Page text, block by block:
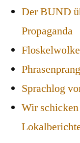
Der BUND
Propaganda
Floskelwolke
Sprachlog
Wir